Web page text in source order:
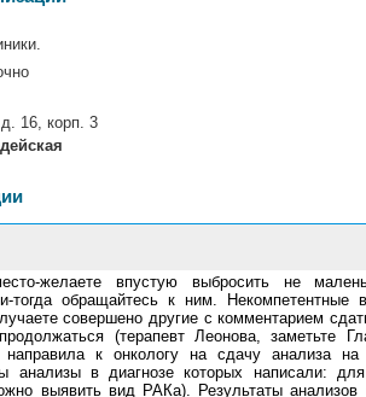
16, корп. 3
желаете впустую выбросить не
тогда обращайтесь к ним. Некомпетентные
совершено другие с комментарием
(терапевт Леонова, заметьте
к онкологу на сдачу анализа на
анализы в диагнозе которых написали:
выявить вид РАКа). Результаты